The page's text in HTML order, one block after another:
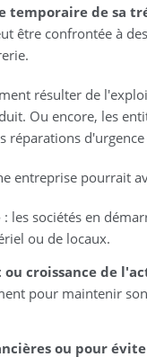
temporaire de sa
être confrontée à
résulter de
Ou encore, les
réparations
entreprise pourrait
: les sociétés en
ou de locaux.
croissance de
pour maintenir
ou pour